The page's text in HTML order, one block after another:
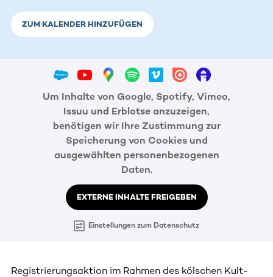
ZUM KALENDER HINZUFÜGEN
Um Inhalte von Google, Spotify, Vimeo,
Issuu und Erblotse anzuzeigen,
benötigen wir Ihre Zustimmung zur
Speicherung von Cookies und
ausgewählten personenbezogenen
Daten.
EXTERNE INHALTE FREIGEBEN
Einstellungen zum Datenschutz
Registrierungsaktion im Rahmen des kölschen Kult-